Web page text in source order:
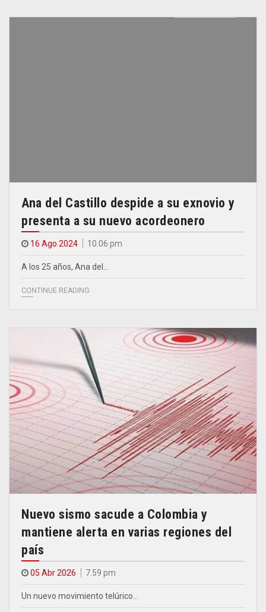
Ana del Castillo despide a su exnovio y
presenta a su nuevo acordeonero
16 Ago 2024 10.06 pm
A los 25 años, Ana del…
CONTINUE READING
Nuevo sismo sacude a Colombia y
mantiene alerta en varias regiones del
país
05 Abr 2026 7.59 pm
Un nuevo movimiento telúrico…